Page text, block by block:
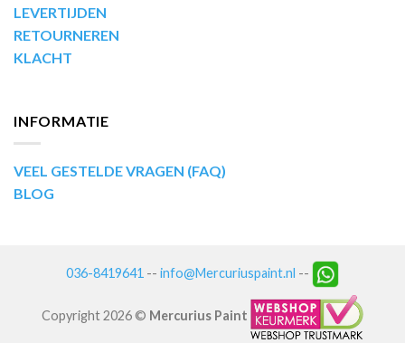
LEVERTIJDEN
RETOURNEREN
KLACHT
INFORMATIE
VEEL GESTELDE VRAGEN (FAQ)
BLOG
036-8419641 -- info@Mercuriuspaint.nl --
Copyright 2026 © Mercurius Paint